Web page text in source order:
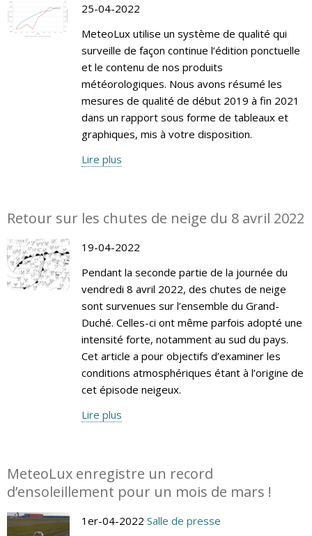
25-04-2022
MeteoLux utilise un système de qualité qui
surveille de façon continue l’édition ponctuelle
et le contenu de nos produits
météorologiques. Nous avons résumé les
mesures de qualité de début 2019 à fin 2021
dans un rapport sous forme de tableaux et
graphiques, mis à votre disposition.
Lire plus
Retour sur les chutes de neige du 8 avril 2022
19-04-2022
Pendant la seconde partie de la journée du
vendredi 8 avril 2022, des chutes de neige
sont survenues sur l’ensemble du Grand-
Duché. Celles-ci ont même parfois adopté une
intensité forte, notamment au sud du pays.
Cet article a pour objectifs d’examiner les
conditions atmosphériques étant à l’origine de
cet épisode neigeux.
Lire plus
MeteoLux enregistre un record
d’ensoleillement pour un mois de mars !
1er-04-2022 Salle de presse